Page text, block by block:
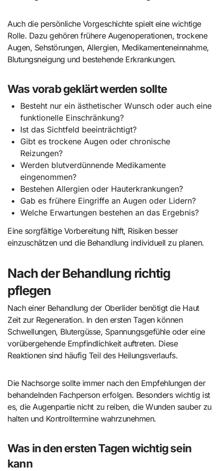
Auch die persönliche Vorgeschichte spielt eine wichtige
Rolle. Dazu gehören frühere Augenoperationen, trockene
Augen, Sehstörungen, Allergien, Medikamenteneinnahme,
Blutungsneigung und bestehende Erkrankungen.
Was vorab geklärt werden sollte
Besteht nur ein ästhetischer Wunsch oder auch eine
funktionelle Einschränkung?
Ist das Sichtfeld beeinträchtigt?
Gibt es trockene Augen oder chronische
Reizungen?
Werden blutverdünnende Medikamente
eingenommen?
Bestehen Allergien oder Hauterkrankungen?
Gab es frühere Eingriffe an Augen oder Lidern?
Welche Erwartungen bestehen an das Ergebnis?
Eine sorgfältige Vorbereitung hilft, Risiken besser
einzuschätzen und die Behandlung individuell zu planen.
Nach der Behandlung richtig
pflegen
Nach einer Behandlung der Oberlider benötigt die Haut
Zeit zur Regeneration. In den ersten Tagen können
Schwellungen, Blutergüsse, Spannungsgefühle oder eine
vorübergehende Empfindlichkeit auftreten. Diese
Reaktionen sind häufig Teil des Heilungsverlaufs.
Die Nachsorge sollte immer nach den Empfehlungen der
behandelnden Fachperson erfolgen. Besonders wichtig ist
es, die Augenpartie nicht zu reiben, die Wunden sauber zu
halten und Kontrolltermine wahrzunehmen.
Was in den ersten Tagen wichtig sein
kann